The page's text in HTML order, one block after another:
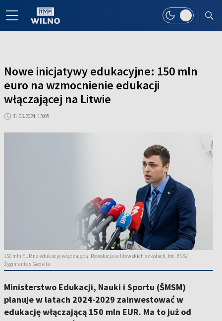
Nowe inicjatywy edukacyjne: 150 mln
euro na wzmocnienie edukacji
włączającej na Litwie
31.05.2024, 13:05
150 mln EUR na edukację włączającą: Rewolucja w litewskich szkołach, fot. BNS/
Žygimantas Gedvila
Ministerstwo Edukacji, Nauki i Sportu (ŠMSM)
planuje w latach 2024-2029 zainwestować w
edukację włączającą 150 mln EUR. Ma to już od